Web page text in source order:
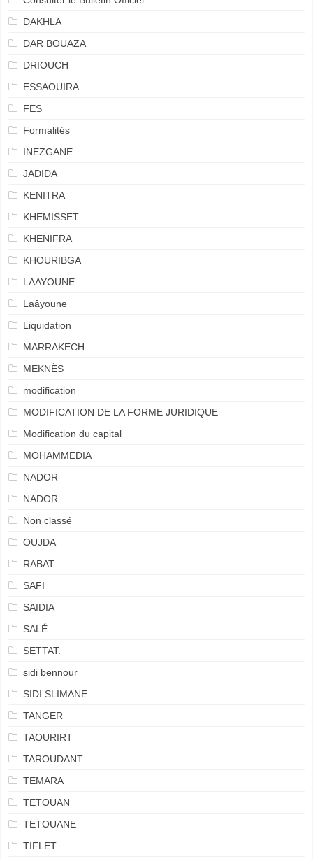
DAKHLA
DAR BOUAZA
DRIOUCH
ESSAOUIRA
FES
Formalités
INEZGANE
JADIDA
KENITRA
KHEMISSET
KHENIFRA
KHOURIBGA
LAAYOUNE
Laâyoune
Liquidation
MARRAKECH
MEKNÈS
modification
MODIFICATION DE LA FORME JURIDIQUE
Modification du capital
MOHAMMEDIA
NADOR
NADOR
Non classé
OUJDA
RABAT
SAFI
SAIDIA
SALÉ
SETTAT.
sidi bennour
SIDI SLIMANE
TANGER
TAOURIRT
TAROUDANT
TEMARA
TETOUAN
TETOUANE
TIFLET